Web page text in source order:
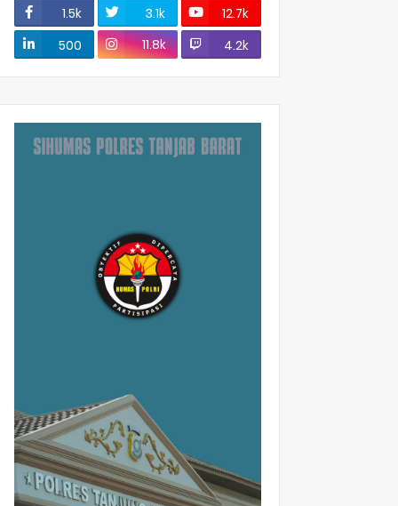
1.5k 3.1k
12.7k
500
11.8k 4.2k